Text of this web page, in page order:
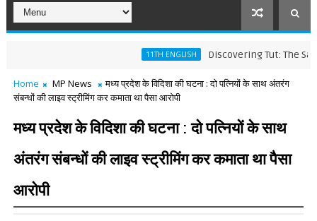
11TH ENGLISH Discovering Tut: The Saga
Home MP News
मध्य प्रदेश के विदिशा की घटना : दो पत्नियों के साथ अंतरंग
संबन्धों की लाइव स्ट्रीमिंग कर कमाता था पैसा आरोपी
मध्य प्रदेश के विदिशा की घटना : दो पत्नियों के साथ
अंतरंग संबन्धों की लाइव स्ट्रीमिंग कर कमाता था पैसा
आरोपी